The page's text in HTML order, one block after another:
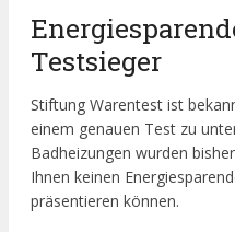
Testsieger
Stiftung Warentest ist
einem genauen Test zu
Badheizungen wurden
Ihnen keinen
präsentieren können.